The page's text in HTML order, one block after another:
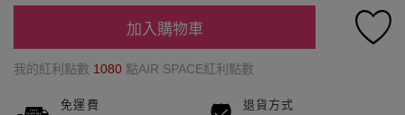
加入購物車
我的紅利點數 1080 點AIR SPACE紅利點數
免運費
退貨方式